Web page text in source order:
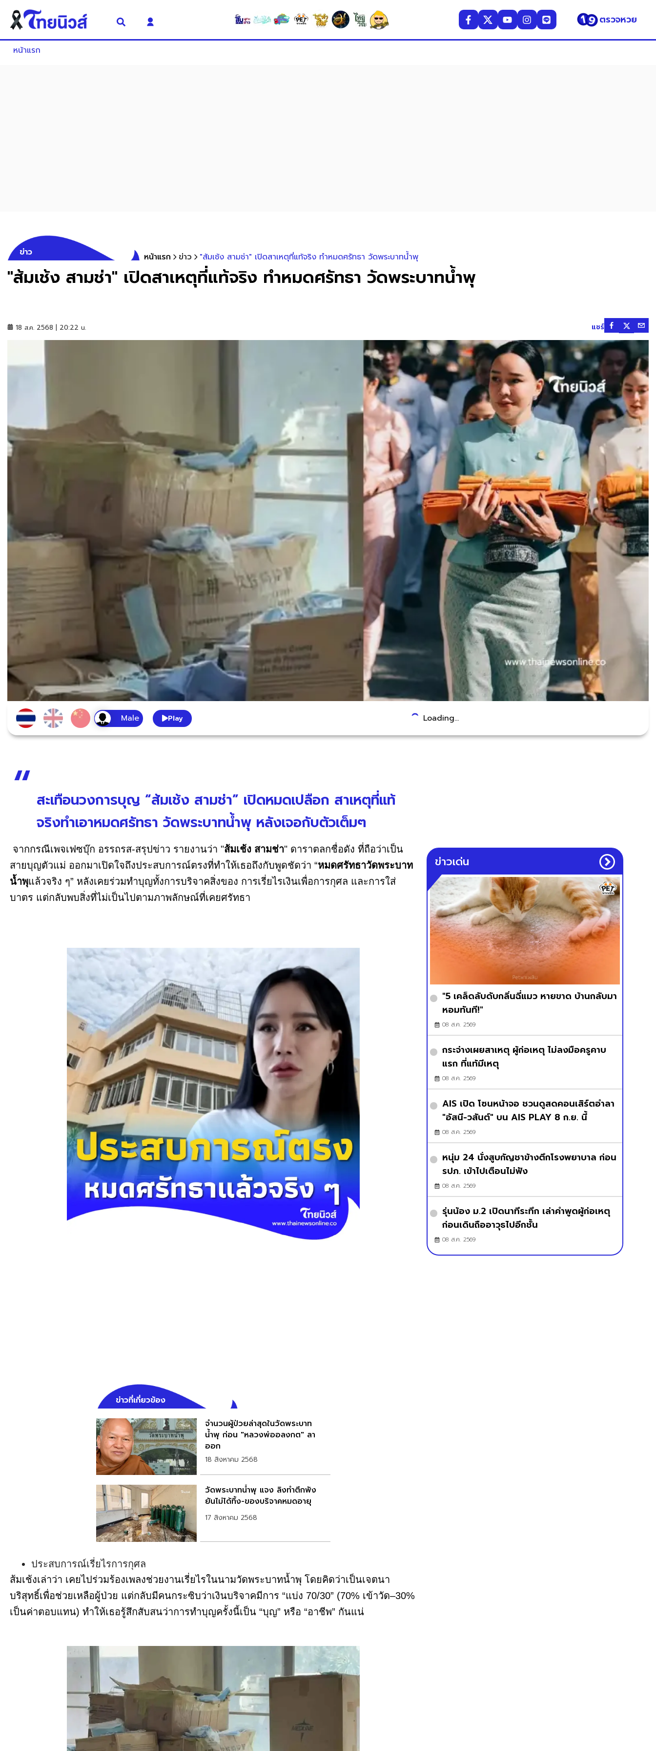
ตรวจหวย
หน้าแรก
ข่าว หน้าแรก ข่าว "ส้มเช้ง สามช่า" เปิดสาเหตุที่แท้จริง ทำหมดศรัทธา วัดพระบาทน้ำพุ
"ส้มเช้ง สามช่า" เปิดสาเหตุที่แท้จริง ทำหมดศรัทธา วัดพระบาทน้ำพุ
18 ส.ค. 2568 | 20:22 น. แชร์
Play Loading...
สะเทือนวงการบุญ “ส้มเช้ง สามช่า” เปิดหมดเปลือก สาเหตุที่แท้
จริงทำเอาหมดศรัทธา วัดพระบาทน้ำพุ หลังเจอกับตัวเต็มๆ
จากกรณีเพจเฟซบุ๊ก อรรถรส-สรุปข่าว รายงานว่า "ส้มเช้ง สามช่า" ดาราตลกชื่อดัง ที่ถือว่าเป็น
สายบุญตัวแม่ ออกมาเปิดใจถึงประสบการณ์ตรงที่ทำให้เธอถึงกับพูดชัดว่า “หมดศรัทธาวัดพระบาท
น้ำพุแล้วจริง ๆ” หลังเคยร่วมทำบุญทั้งการบริจาคสิ่งของ การเรี่ยไรเงินเพื่อการกุศล และการใส่
บาตร แต่กลับพบสิ่งที่ไม่เป็นไปตามภาพลักษณ์ที่เคยศรัทธา
ข่าวที่เกี่ยวข้อง
จำนวนผู้ป่วยล่าสุดในวัดพระบาท
น้ำพุ ก่อน "หลวงพ่ออลงกต" ลา
ออก
18 สิงหาคม 2568
วัดพระบาทน้ำพุ แจง ลิงทำตึกพัง
ยันไม่ได้ทิ้ง-ของบริจาคหมดอายุ
17 สิงหาคม 2568
ประสบการณ์เรี่ยไรการกุศล
ส้มเช้งเล่าว่า เคยไปร่วมร้องเพลงช่วยงานเรี่ยไรในนามวัดพระบาทน้ำพุ โดยคิดว่าเป็นเจตนา
บริสุทธิ์เพื่อช่วยเหลือผู้ป่วย แต่กลับมีคนกระซิบว่าเงินบริจาคมีการ “แบ่ง 70/30” (70% เข้าวัด–30%
เป็นค่าตอบแทน) ทำให้เธอรู้สึกสับสนว่าการทำบุญครั้งนี้เป็น “บุญ” หรือ “อาชีพ” กันแน่
ข่าวเด่น
"5 เคล็ดลับดับกลิ่นฉี่แมว หายขาด บ้านกลับมา
หอมทันที!"
08 ส.ค. 2569
กระจ่างเผยสาเหตุ ผู้ก่อเหตุ ไม่ลงมือครูคาบ
แรก ที่แท้มีเหตุ
08 ส.ค. 2569
AIS เปิด โซนหน้าจอ ชวนดูสดคอนเสิร์ตอำลา
"อัสนี-วสันต์" บน AIS PLAY 8 ก.ย. นี้
08 ส.ค. 2569
หนุ่ม 24 นั่งสูบกัญชาข้างตึกโรงพยาบาล ก่อน
รปภ. เข้าไปเตือนไม่ฟัง
08 ส.ค. 2569
รุ่นน้อง ม.2 เปิดนาทีระทึก เล่าคำพูดผู้ก่อเหตุ
ก่อนเดินถืออาวุธไปอีกชั้น
08 ส.ค. 2569